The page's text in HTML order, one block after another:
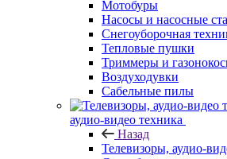
Мотобуры
Насосы и насосные
Снегоуборочная
Тепловые пушки
Триммеры и
Воздуходувки
Сабельные пилы
аудио-видео техника
Назад
Телевизоры, аудио-